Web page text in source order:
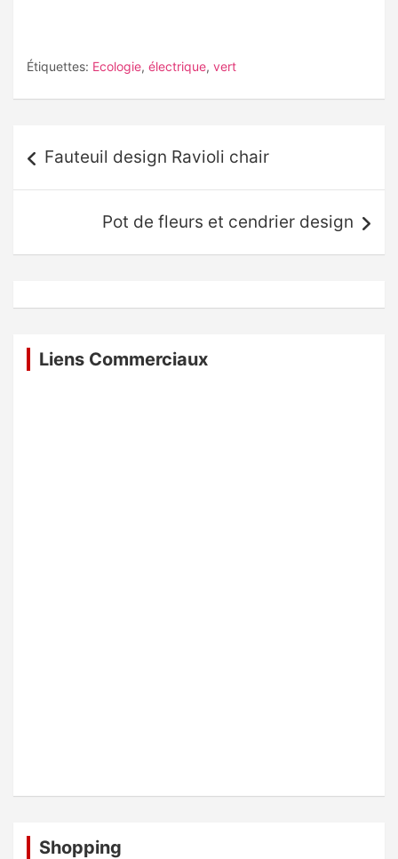
Étiquettes: Ecologie, électrique, vert
de
l’article
Fauteuil design Ravioli chair
Pot de fleurs et cendrier design
Liens Commerciaux
Shopping